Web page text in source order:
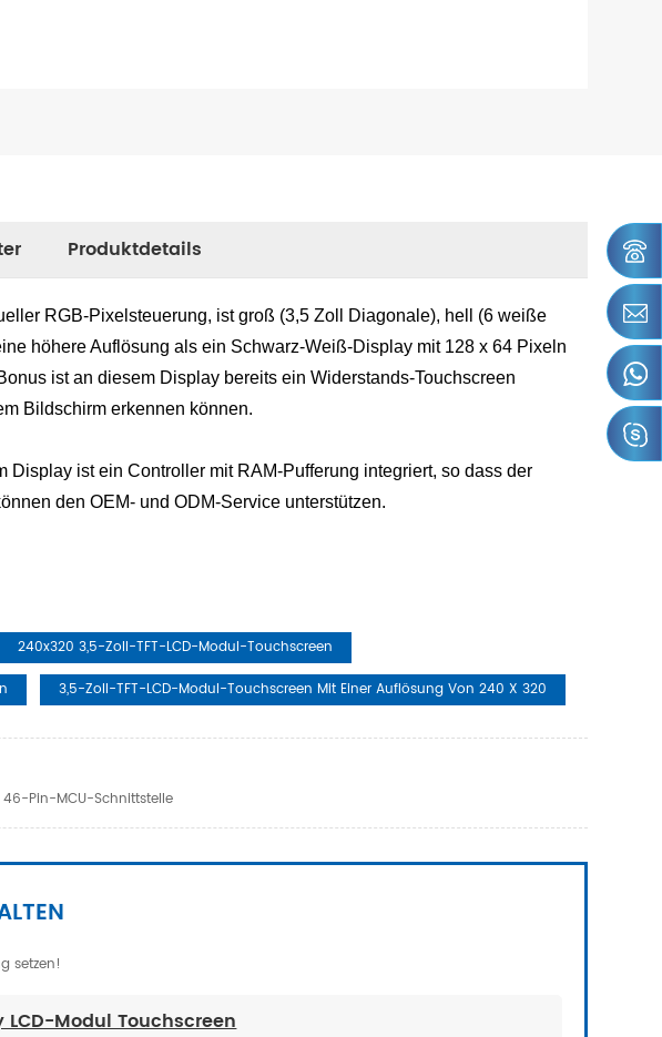
Produktdetails
RGB-Pixelsteuerung, ist groß (3,5 Zoll Diagonale), hell (6 weiße
höhere Auflösung als ein Schwarz-Weiß-Display mit 128 x 64 Pixeln
ist an diesem Display bereits ein Widerstands-Touchscreen
Bildschirm erkennen können.
Display ist ein Controller mit RAM-Pufferung integriert, so dass der
den OEM- und ODM-Service unterstützen.
240x320 3,5-Zoll-TFT-LCD-Modul-Touchscreen
3,5-Zoll-TFT-LCD-Modul-Touchscreen Mit Einer Auflösung Von 240 X 320
Pin-MCU-Schnittstelle
setzen!
LCD-Modul Touchscreen